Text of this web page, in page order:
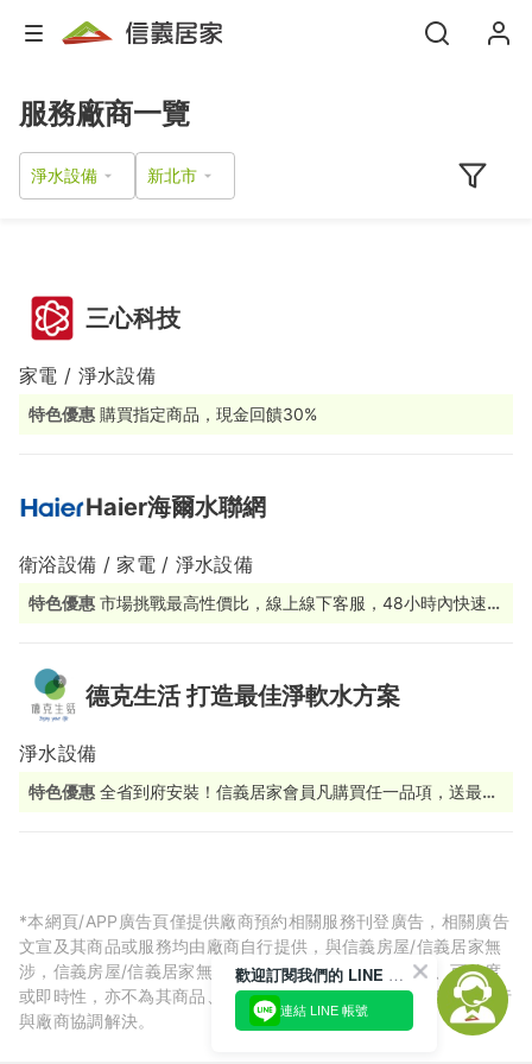
服務廠商一覽
淨水設備
三心科技
家電 / 淨水設備
特色優惠 購買指定商品，現金回饋30%
Haier海爾水聯網
衛浴設備 / 家電 / 淨水設備
特色優惠 市場挑戰最高性價比，線上線下客服，48小時內快速應
德克生活 打造最佳淨軟水方案
淨水設備
特色優惠 全省到府安裝！信義居家會員凡購買任一品項，送最高
*本網頁/APP廣告頁僅提供廠商預約相關服務刊登廣告，相關廣告
文宣及其商品或服務均由廠商自行提供，與信義房屋/信義居家無
涉，信義房屋/信義居家無法擔保廠商廣告內容的正確性、可信度
或即時性，亦不為其商品、服務品質負責，所生任何爭議皆請自行
與廠商協調解決。
歡迎訂閱我們的 LINE 官方帳號
連結 LINE 帳號